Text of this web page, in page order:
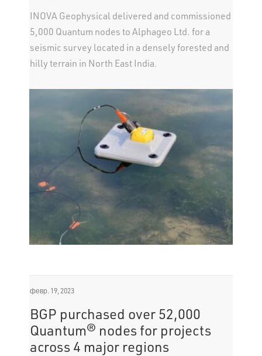
INOVA Geophysical delivered and commissioned
5,000 Quantum nodes to Alphageo Ltd. for a
seismic survey located in a densely forested and
hilly terrain in North East India.
февр. 19, 2023
BGP purchased over 52,000
Quantum® nodes for projects
across 4 major regions